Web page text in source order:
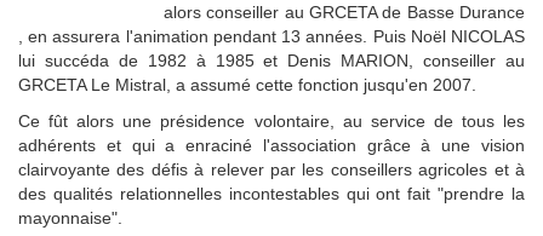
alors conseiller au GRCETA de Basse Durance
, en assurera l'animation pendant 13 années. Puis Noël NICOLAS
lui succéda de 1982 à 1985 et Denis MARION, conseiller au
GRCETA Le Mistral, a assumé cette fonction jusqu'en 2007.
Ce fût alors une présidence volontaire, au service de tous les
adhérents et qui a enraciné l'association grâce à une vision
clairvoyante des défis à relever par les conseillers agricoles et à
des qualités relationnelles incontestables qui ont fait "prendre la
mayonnaise".